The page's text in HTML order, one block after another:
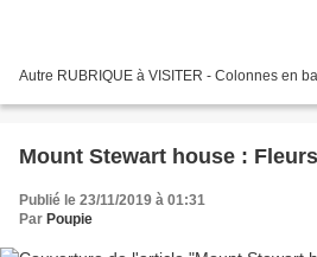
Autre RUBRIQUE à VISITER - Colonnes en
Mount Stewart house :
Publié le 23/11/2019 à 01:31
Par Poupie